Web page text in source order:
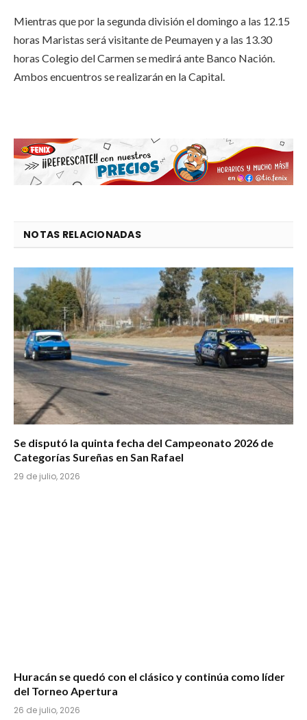
Mientras que por la segunda división el domingo a las 12.15
horas Maristas será visitante de Peumayen y a las 13.30
horas Colegio del Carmen se medirá ante Banco Nación.
Ambos encuentros se realizarán en la Capital.
NOTAS RELACIONADAS
Se disputó la quinta fecha del Campeonato 2026 de
Categorías Sureñas en San Rafael
29 de julio, 2026
Huracán se quedó con el clásico y continúa como líder
del Torneo Apertura
26 de julio, 2026